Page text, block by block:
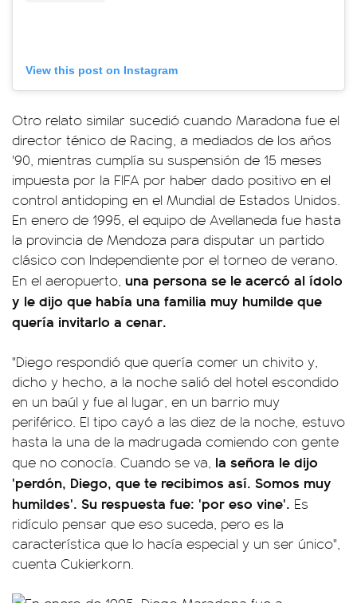
View this post on Instagram
Otro relato similar sucedió cuando Maradona fue el
director ténico de Racing, a mediados de los años
'90, mientras cumplía su suspensión de 15 meses
impuesta por la FIFA por haber dado positivo en el
control antidoping en el Mundial de Estados Unidos.
En enero de 1995, el equipo de Avellaneda fue hasta
la provincia de Mendoza para disputar un partido
clásico con Independiente por el torneo de verano.
En el aeropuerto, una persona se le acercó al ídolo
y le dijo que había una familia muy humilde que
quería invitarlo a cenar.
"Diego respondió que quería comer un chivito y,
dicho y hecho, a la noche salió del hotel escondido
en un baúl y fue al lugar, en un barrio muy
periférico. El tipo cayó a las diez de la noche, estuvo
hasta la una de la madrugada comiendo con gente
que no conocía. Cuando se va, la señora le dijo
'perdón, Diego, que te recibimos así. Somos muy
humildes'. Su respuesta fue: 'por eso vine'. Es
ridículo pensar que eso suceda, pero es la
característica que lo hacía especial y un ser único",
cuenta Cukierkorn.